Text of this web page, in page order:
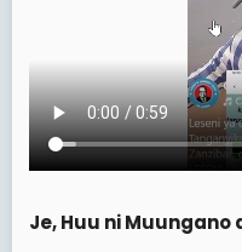
Je, Huu ni Muungano